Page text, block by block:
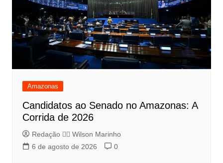
Amazonas
Candidatos ao Senado no Amazonas: A
Corrida de 2026
Redação 👨‍⚖️​ Wilson Marinho
6 de agosto de 2026
0